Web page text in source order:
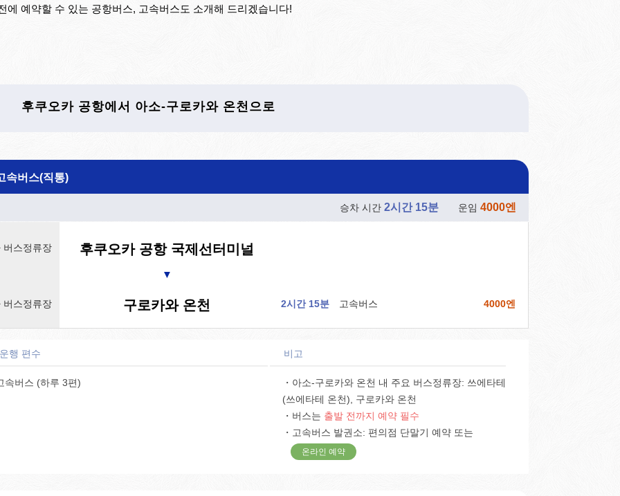
에 예약할 수 있는 공항버스, 고속버스도 소개해 드리겠습니다!
후쿠오카 공항에서 아소-구로카와 온천으로
속버스(직통)
승차 시간 2시간 15분 운임 4000엔
버스정류장 후쿠오카 공항 국제선터미널
▼
버스정류장 구로카와 온천 2시간 15분 고속버스 4000엔
행 편수
속버스 (하루 3편)
비고
・아소-구로카와 온천 내 주요 버스정류장: 쓰에타테
(쓰에타테 온천), 구로카와 온천
・버스는 출발 전까지 예약 필수
・고속버스 발권소: 편의점 단말기 예약 또는
온라인 예약